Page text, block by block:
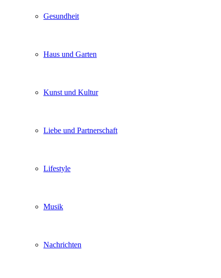
Gesundheit
Haus und Garten
Kunst und Kultur
Liebe und Partnerschaft
Lifestyle
Musik
Nachrichten